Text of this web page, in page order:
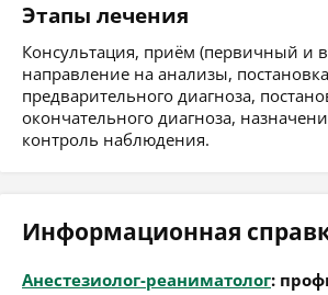
Этапы лечения
Консультация, приём (первичный и
направление на анализы, постановка
предварительного диагноза,
окончательного диагноза,
контроль наблюдения.
Информационная
Анестезиолог-реаниматолог: